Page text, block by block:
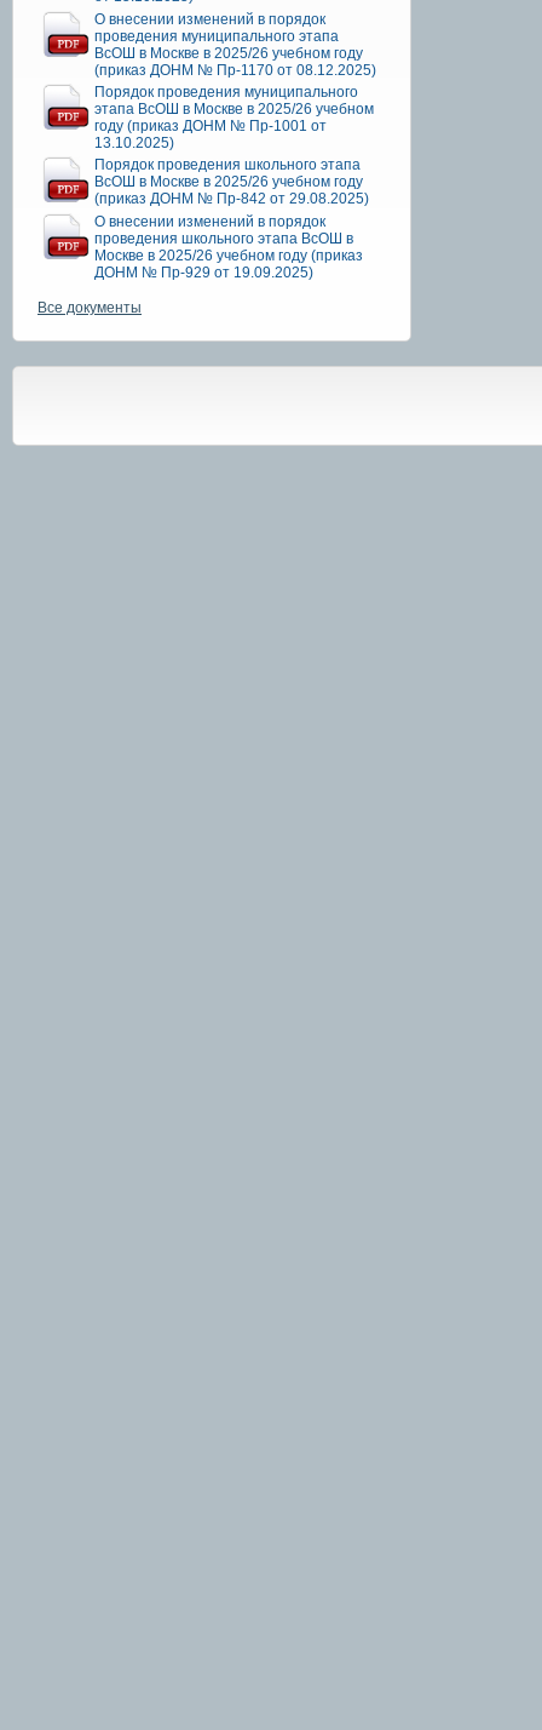
О внесении изменений в порядок
проведения муниципального этапа
ВсОШ в Москве в 2025/26 учебном году
(приказ ДОНМ № Пр-1170 от 08.12.2025)
Порядок проведения муниципального
этапа ВсОШ в Москве в 2025/26 учебном
году (приказ ДОНМ № Пр-1001 от
13.10.2025)
Порядок проведения школьного этапа
ВсОШ в Москве в 2025/26 учебном году
(приказ ДОНМ № Пр-842 от 29.08.2025)
О внесении изменений в порядок
проведения школьного этапа ВсОШ в
Москве в 2025/26 учебном году (приказ
ДОНМ № Пр-929 от 19.09.2025)
Все документы